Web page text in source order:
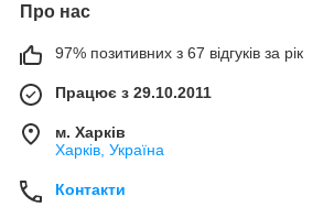
Про нас
97% позитивних з 67 відгуків за рік
Працює з 29.10.2011
м. Харків
Харків, Україна
Контакти